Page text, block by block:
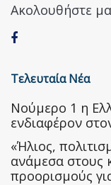
Ακολουθήστε
Τελευταία Νέα
Nούμερο 1 η
ενδιαφέρον
«Ήλιος,
ανάμεσα στους
προορισμούς